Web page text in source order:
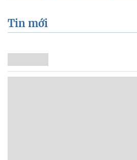
Tin mới